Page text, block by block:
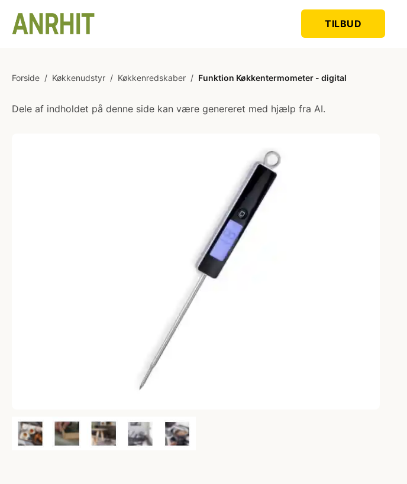
TILBUD
Forside / Køkkenudstyr / Køkkenredskaber / Funktion Køkkentermometer - digital
Dele af indholdet på denne side kan være genereret med hjælp fra AI.